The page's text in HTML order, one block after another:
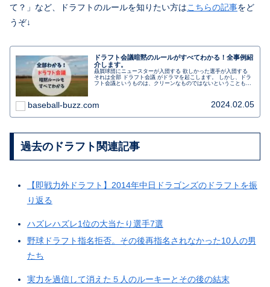
て？」など、ドラフトのルールを知りたい方はこちらの記事をど
うぞ↓
ドラフト会議暗黙のルールがすべてわかる！全事例紹
介します。
贔屓球団にニュースターが入団する 欲しかった選手が入団する
それは全部 ドラフト会議 がドラマを起こします。 しかし、ドラ
フト会議というものは、クリーンなものではないということも事
baseball-buzz.com 2024.02.05
過去のドラフト関連記事
【即戦力外ドラフト】2014年中日ドラゴンズのドラフトを振
り返る
ハズレハズレ1位の大当たり選手7選
野球ドラフト指名拒否。その後再指名されなかった10人の男
たち
実力を過信して消えた５人のルーキーとその後の結末